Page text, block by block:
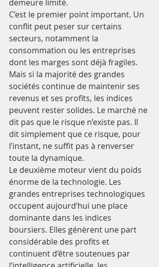
demeure limité.
C’est le premier point important. Un
conflit peut peser sur certains
secteurs, notamment la
consommation ou les entreprises
dont les marges sont déjà fragiles.
Mais si la majorité des grandes
sociétés continue de maintenir ses
revenus et ses profits, les indices
peuvent rester solides. Le marché ne
dit pas que le risque n’existe pas. Il
dit simplement que ce risque, pour
l’instant, ne suffit pas à renverser
toute la dynamique.
Le deuxième moteur vient du poids
énorme de la technologie. Les
grandes entreprises technologiques
occupent aujourd’hui une place
dominante dans les indices
boursiers. Elles génèrent une part
considérable des profits et
continuent d’être soutenues par